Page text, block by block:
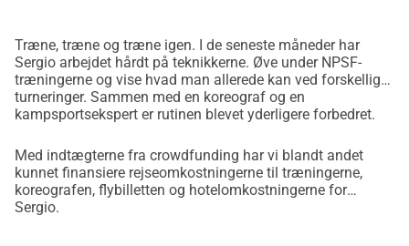
Træne, træne og træne igen. I de seneste måneder har
Sergio arbejdet hårdt på teknikkerne. Øve under NPSF-
træningerne og vise hvad man allerede kan ved forskellige
turneringer. Sammen med en koreograf og en
kampsportsekspert er rutinen blevet yderligere forbedret.
Med indtægterne fra crowdfunding har vi blandt andet
kunnet finansiere rejseomkostningerne til træningerne,
koreografen, flybilletten og hotelomkostningerne for
Sergio.